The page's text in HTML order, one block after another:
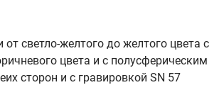
от светло-желтого до желтого цвета с
цвета и с полусферическим
сторон и с гравировкой SN 57